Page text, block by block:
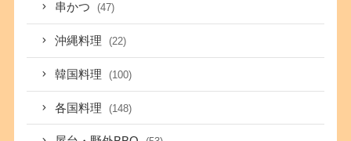
串かつ (47)
沖縄料理 (22)
韓国料理 (100)
各国料理 (148)